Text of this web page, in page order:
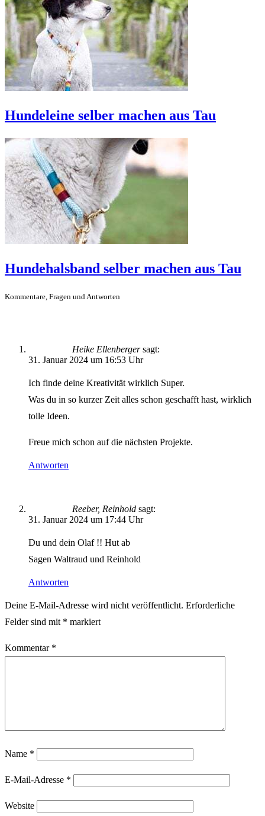
Hundeleine selber machen aus Tau
Hundehalsband selber machen aus Tau
Kommentare, Fragen und Antworten
Heike Ellenberger sagt:
31. Januar 2024 um 16:53 Uhr
Ich finde deine Kreativität wirklich Super.
Was du in so kurzer Zeit alles schon geschafft hast, wirklich
tolle Ideen.
Freue mich schon auf die nächsten Projekte.
Antworten
Reeber, Reinhold sagt:
31. Januar 2024 um 17:44 Uhr
Du und dein Olaf !! Hut ab
Sagen Waltraud und Reinhold
Antworten
Deine E-Mail-Adresse wird nicht veröffentlicht. Erforderliche
Felder sind mit * markiert
Kommentar *
Name *
E-Mail-Adresse *
Website